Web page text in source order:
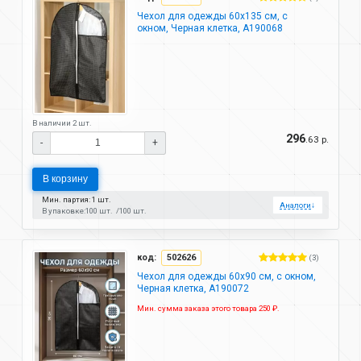
Чехол для одежды 60х135 см, с
окном, Черная клетка, A190068
В наличии 2 шт.
- + 296.63 р.
В корзину
Мин. партия: 1 шт.
В упаковке:100 шт. 100 шт.
Аналоги↓
код: 502626 (3)
Чехол для одежды 60х90 см, с окном,
Черная клетка, A190072
Мин. сумма заказа этого товара 250 ₽.